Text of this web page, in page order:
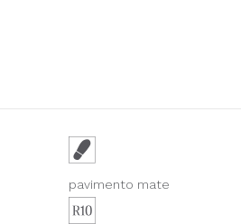
pavimento mate